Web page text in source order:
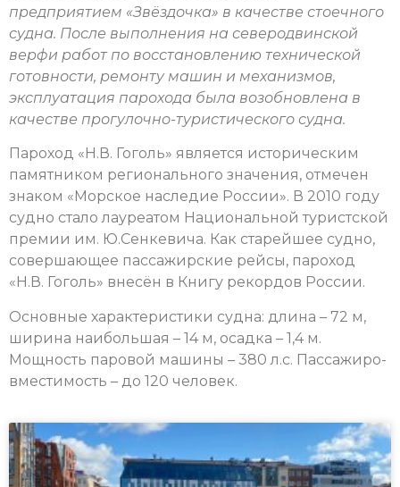
предприятием «Звёздочка» в качестве стоечного
судна. После выполнения на северодвинской
верфи работ по восстановлению технической
готовности, ремонту машин и механизмов,
эксплуатация парохода была возобновлена в
качестве прогулочно-туристического судна.
Пароход «Н.В. Гоголь» является историческим
памятником регионального значения, отмечен
знаком «Морское наследие России». В 2010 году
судно стало лауреатом Национальной туристской
премии им. Ю.Сенкевича. Как старейшее судно,
совершающее пассажирские рейсы, пароход
«Н.В. Гоголь» внесён в Книгу рекордов России.
Основные характеристики судна: длина – 72 м,
ширина наибольшая – 14 м, осадка – 1,4 м.
Мощность паровой машины – 380 л.с. Пассажиро-
вместимость – до 120 человек.